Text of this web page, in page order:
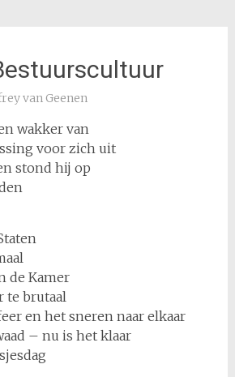
van Geenen
wakker van
voor zich uit
stond hij op
de Kamer
te brutaal
en het sneren naar elkaar
– nu is het klaar